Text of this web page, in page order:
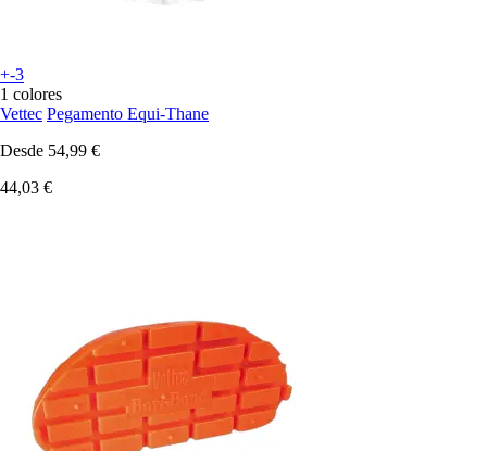
+-3
1 colores
Vettec Pegamento Equi-Thane
Desde 54,99 €
44,03 €